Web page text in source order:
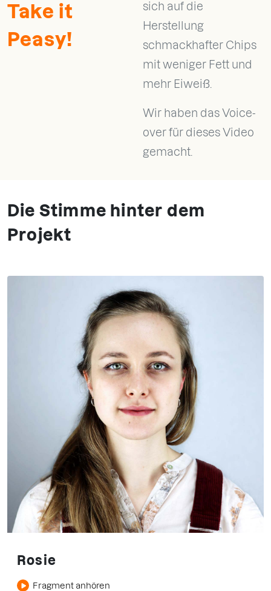
Take it
Peasy!
sich auf die
Herstellung
schmackhafter Chips
mit weniger Fett und
mehr Eiweiß.
Wir haben das Voice-
over für dieses Video
gemacht.
Die Stimme hinter dem
Projekt
Rosie
Fragment anhören